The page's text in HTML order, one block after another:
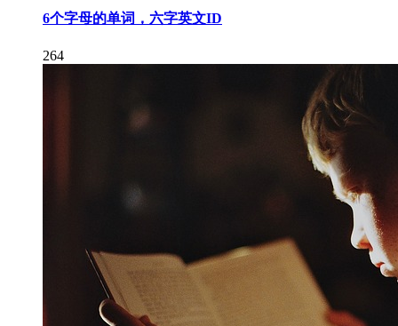
6个字母的单词，六字英文ID
264